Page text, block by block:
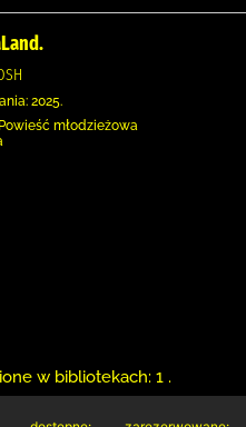
2025.
młodzieżowa
w bibliotekach: 1 .